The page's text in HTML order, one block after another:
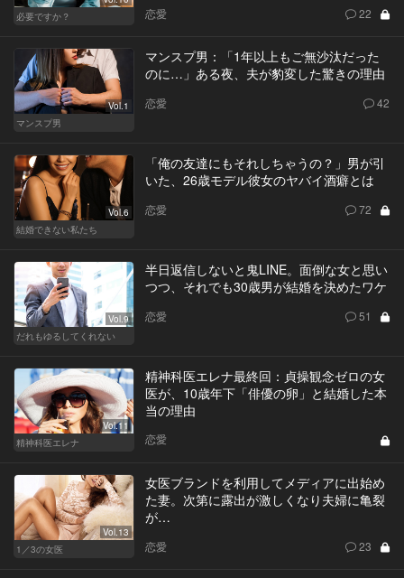
必要ですか？
恋愛 22
Vol.1
マンスプ男
マンスプ男：「1年以上もご無沙汰だった
のに…」ある夜、夫が豹変した驚きの理由
恋愛 42
Vol.6
結婚できない私たち
「俺の友達にもそれしちゃうの？」男が引
いた、26歳モデル彼女のヤバイ酒癖とは
恋愛 72
Vol.9
だれもゆるしてくれない
半日返信しないと鬼LINE。面倒な女と思い
つつ、それでも30歳男が結婚を決めたワケ
恋愛 51
Vol.11
精神科医エレナ
精神科医エレナ最終回：貞操観念ゼロの女
医が、10歳年下「俳優の卵」と結婚した本
当の理由
恋愛
Vol.13
1／3の女医
女医ブランドを利用してメディアに出始め
た妻。次第に露出が激しくなり夫婦に亀裂
が…
恋愛 23